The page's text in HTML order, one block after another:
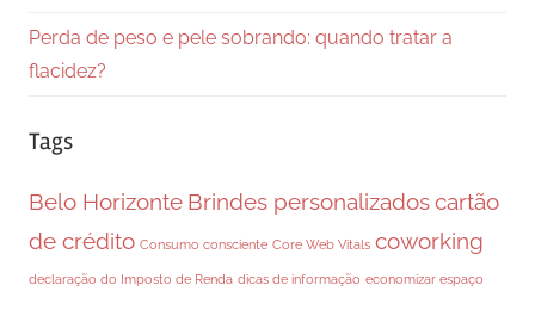
Perda de peso e pele sobrando: quando tratar a
flacidez?
Tags
Belo Horizonte Brindes personalizadoscartão
de crédito Consumo consciente Core Web Vitals coworking
declaração do Imposto de Renda dicas de informação economizar espaço